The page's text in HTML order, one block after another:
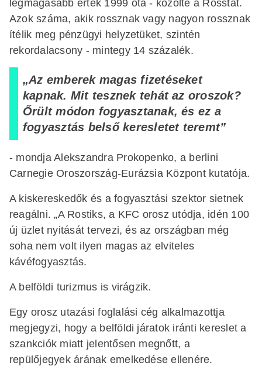
legmagasabb érték 1999 óta - közölte a Rosstat.
Azok száma, akik rossznak vagy nagyon rossznak
ítélik meg pénzügyi helyzetüket, szintén
rekordalacsony - mintegy 14 százalék.
„Az emberek magas fizetéseket
kapnak. Mit tesznek tehát az oroszok?
Őrült módon fogyasztanak, és ez a
fogyasztás belső keresletet teremt”
- mondja Alekszandra Prokopenko, a berlini
Carnegie Oroszország-Eurázsia Központ kutatója.
A kiskereskedők és a fogyasztási szektor sietnek
reagálni. „A Rostiks, a KFC orosz utódja, idén 100
új üzlet nyitását tervezi, és az országban még
soha nem volt ilyen magas az elviteles
kávéfogyasztás.
A belföldi turizmus is virágzik.
Egy orosz utazási foglalási cég alkalmazottja
megjegyzi, hogy a belföldi járatok iránti kereslet a
szankciók miatt jelentősen megnőtt, a
repülőjegyek árának emelkedése ellenére.